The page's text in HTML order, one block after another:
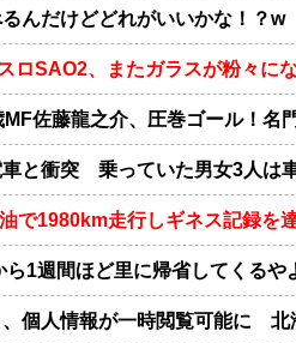
んだけどどれがいいかな！？w
ロSAO2、またガラスが粉々に
佐藤龍之介、圧巻ゴール！
車と衝突 乗っていた男女3人は
で1980km走行しギネス記録
ら1週間ほど里に帰省してくるや
個人情報が一時閲覧可能に